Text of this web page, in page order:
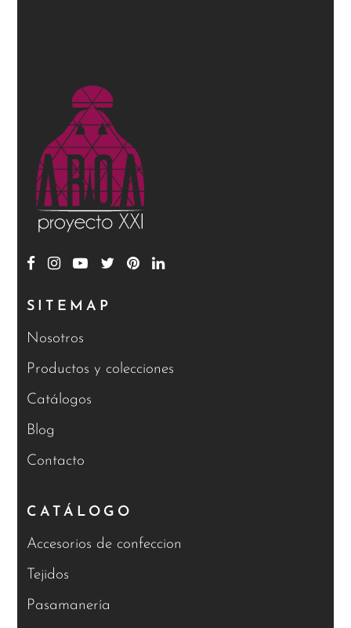
SITEMAP
Nosotros
Productos y colecciones
Catálogos
Blog
Contacto
CATÁLOGO
Accesorios de confeccion
Tejidos
Pasamanería